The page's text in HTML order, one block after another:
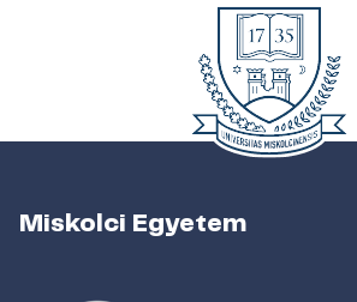
Miskolci Egyetem